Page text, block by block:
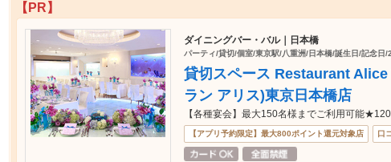
【PR】
ダイニングバー・バル｜日本橋
パーティ/貸切/個室/東京駅/八重洲/日本橋/誕生日/記念日/
貸切スペース Restaurant
ラン アリス)東京日本橋店
【各種宴会】最大150名様までご利用可能
【アプリ予約限定】最大800ポイント還元対象店 口